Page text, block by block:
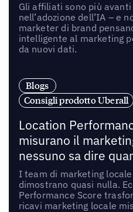
Gli affiliati sono più
nell’adozione dell’IA – e
marketer di brand
intelligente al marketing
da nuovi dati.
Blogs
Consigli prodotto Uberall
Location
misurano il
nessuno sa dire
I team di marketing
dimostrano quasi nulla.
Performance Score
ricavi marketing locale